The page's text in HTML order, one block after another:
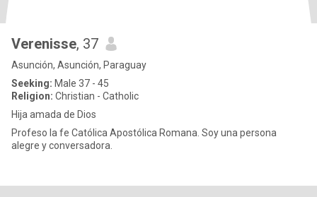
Verenisse, 37
Asunción, Asunción, Paraguay
Seeking: Male 37 - 45
Religion: Christian - Catholic
Hija amada de Dios
Profeso la fe Católica Apostólica Romana. Soy una persona
alegre y conversadora.